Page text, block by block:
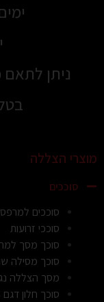
ימים
ניתן לתאם
מוצרי הצללה
סוככים
סוככים
סוככי זרועות
סוכך מסך
סוכך מסילה
מסך הצללה
סוכך חלון דגם US